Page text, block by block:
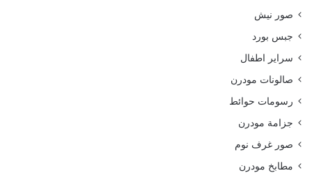
صور نيش
جبس بورد
سراير اطفال
صالونات مودرن
رسومات حوائط
جزامة مودرن
صور غرف نوم
مطابخ مودرن